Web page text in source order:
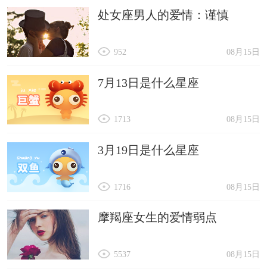
处女座男人的爱情：谨慎
08月15日
952
7月13日是什么星座
08月15日
1713
3月19日是什么星座
08月15日
1716
摩羯座女生的爱情弱点
08月15日
5537